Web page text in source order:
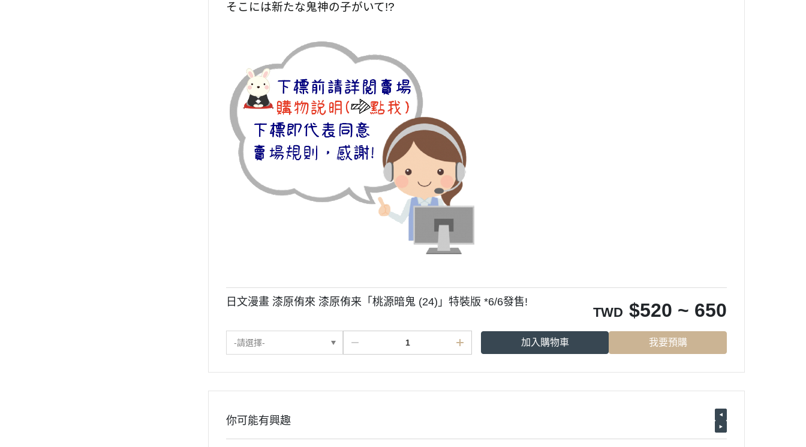
そこには新たな鬼神の子がいて!?
日文漫畫 漆原侑來 漆原侑来「桃源暗鬼 (24)」特裝版 *6/6發售!
TWD $520 ~ 650
-請選擇- 加入購物車 我要預購
你可能有興趣